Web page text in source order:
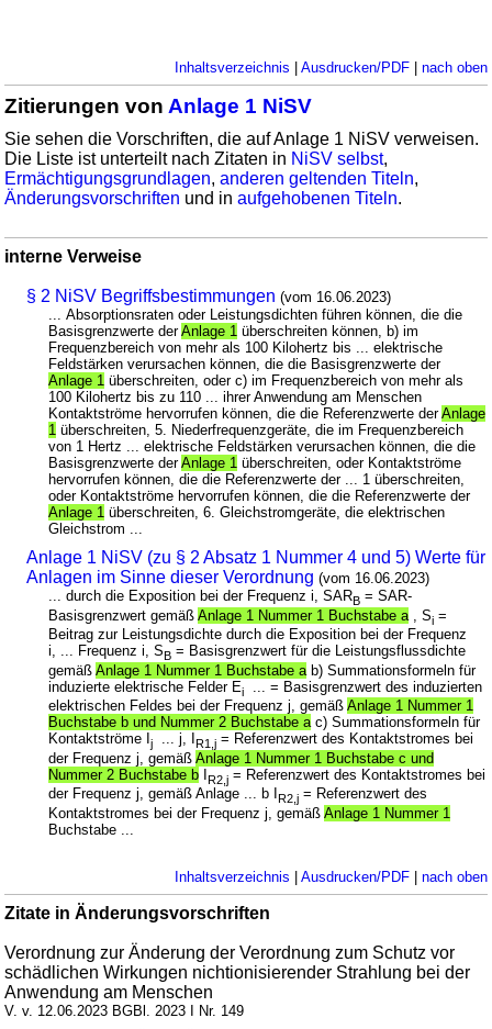
Inhaltsverzeichnis Ausdrucken/PDF| nach oben
Zitierungen vonAnlage 1 NiSV
Sie sehen die Vorschriften, die auf Anlage 1 NiSV verweisen.
Die Liste ist unterteilt nach Zitaten in NiSV selbst,
Ermächtigungsgrundlagen,anderen geltenden Titeln,
Änderungsvorschriften und inaufgehobenen Titeln.
interne Verweise
§ 2 NiSV Begriffsbestimmungen (vom 16.06.2023)
... Absorptionsraten oder Leistungsdichten führen können, die die
Basisgrenzwerte derAnlage 1 überschreiten können, b) im
Frequenzbereich von mehr als 100 Kilohertz bis ... elektrische
Feldstärken verursachen können, die die Basisgrenzwerte der
Anlage 1 überschreiten, oder c) im Frequenzbereich von mehr als
100 Kilohertz bis zu 110 ... ihrer Anwendung am Menschen
Kontaktströme hervorrufen können, die die Referenzwerte derAnlage
1 überschreiten, 5. Niederfrequenzgeräte, die im Frequenzbereich
von 1 Hertz ... elektrische Feldstärken verursachen können, die die
Basisgrenzwerte derAnlage 1 überschreiten, oder Kontaktströme
hervorrufen können, die die Referenzwerte der ... 1 überschreiten,
oder Kontaktströme hervorrufen können, die die Referenzwerte der
Anlage 1 überschreiten, 6. Gleichstromgeräte, die elektrischen
Gleichstrom ...
Anlage 1 NiSV (zu § 2 Absatz 1 Nummer 4 und 5) Werte für
Anlagen im Sinne dieser Verordnung (vom 16.06.2023)
... durch die Exposition bei der Frequenz i, SARB = SAR-
Basisgrenzwert gemäßAnlage 1 Nummer 1 Buchstabe a , Si =
Beitrag zur Leistungsdichte durch die Exposition bei der Frequenz
i, ... Frequenz i, SB = Basisgrenzwert für die Leistungsflussdichte
gemäßAnlage 1 Nummer 1 Buchstabe a b) Summationsformeln für
induzierte elektrische Felder Ei
... = Basisgrenzwert des induzierten
elektrischen Feldes bei der Frequenz j, gemäßAnlage 1 Nummer 1
Buchstabe b und Nummer 2 Buchstabe ac) Summationsformeln für
Kontaktströme Ij ... j, IR1,j = Referenzwert des Kontaktstromes bei
der Frequenz j, gemäßAnlage 1 Nummer 1 Buchstabe c und
Nummer 2 Buchstabe b IR2,j = Referenzwert des Kontaktstromes bei
der Frequenz j, gemäß Anlage ... b IR2,j = Referenzwert des
Kontaktstromes bei der Frequenz j, gemäßAnlage 1 Nummer 1
Buchstabe ...
Inhaltsverzeichnis Ausdrucken/PDF| nach oben
Zitate in Änderungsvorschriften
Verordnung zur Änderung der Verordnung zum Schutz vor
schädlichen Wirkungen nichtionisierender Strahlung bei der
Anwendung am Menschen
V. v. 12.06.2023 BGBl. 2023 I Nr. 149